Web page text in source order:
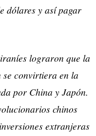
dólares y así pagar
lograron que la
se convirtiera en la
por China y Japón.
chinos
extranjeras